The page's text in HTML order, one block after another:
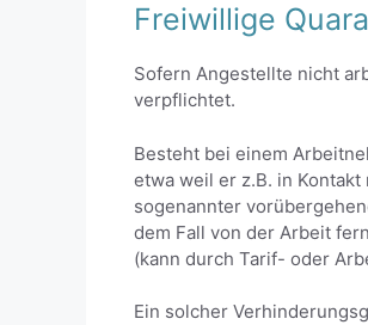
Freiwillige
Sofern Angestellte nicht
verpflichtet.
Besteht bei einem
etwa weil er z.B. in
sogenannter
dem Fall von der Arbeit
(kann durch Tarif- oder
Ein solcher